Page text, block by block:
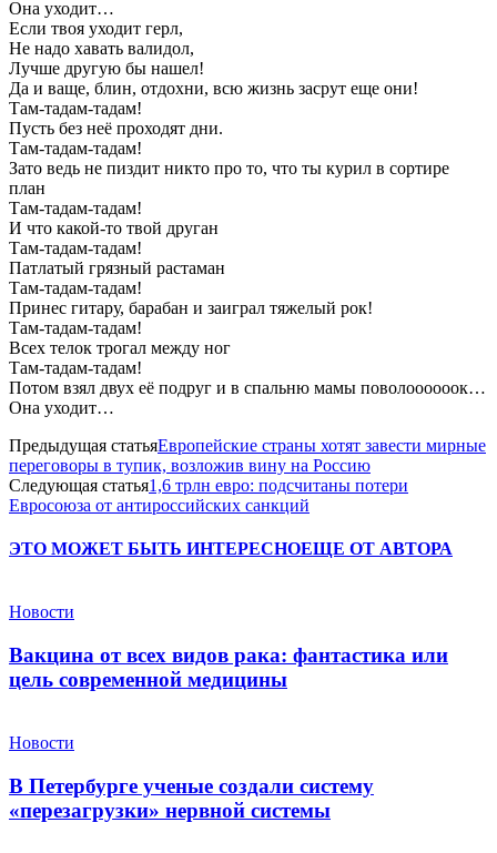
Она уходит…
Если твоя уходит герл,
Не надо хавать валидол,
Лучше другую бы нашел!
Да и ваще, блин, отдохни, всю жизнь засрут еще они!
Там-тадам-тадам!
Пусть без неё проходят дни.
Там-тадам-тадам!
Зато ведь не пиздит никто про то, что ты курил в сортире
план
Там-тадам-тадам!
И что какой-то твой друган
Там-тадам-тадам!
Патлатый грязный растаман
Там-тадам-тадам!
Принес гитару, барабан и заиграл тяжелый рок!
Там-тадам-тадам!
Всех телок трогал между ног
Там-тадам-тадам!
Потом взял двух её подруг и в спальню мамы поволоооооок…
Она уходит…
Предыдущая статьяЕвропейские страны хотят завести мирные
переговоры в тупик, возложив вину на Россию
Следующая статья1,6 трлн евро: подсчитаны потери
Евросоюза от антироссийских санкций
ЭТО МОЖЕТ БЫТЬ ИНТЕРЕСНОЕЩЕ ОТ АВТОРА
Новости
Вакцина от всех видов рака: фантастика или
цель современной медицины
Новости
В Петербурге ученые создали систему
«перезагрузки» нервной системы